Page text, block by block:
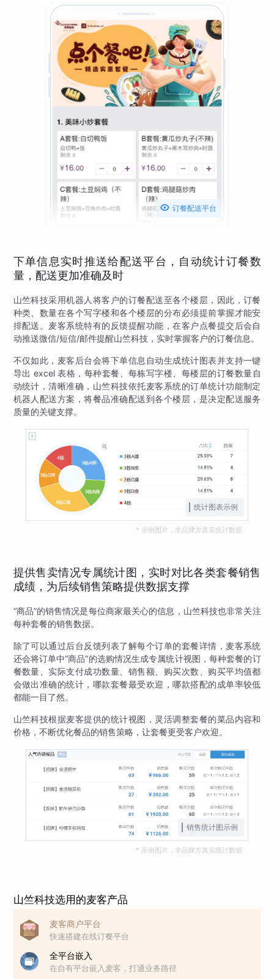
 订餐配送平台
下单信息实时推送给配送平台，自动统计订餐数
量，配送更加准确及时
山竺科技采用机器人将客户的订餐配送至各个楼层，因此，订餐
种类、数量在各个写字楼和各个楼层的分布必须提前掌握才能安
排配送。麦客系统特有的反馈提醒功能，在客户点餐提交后会自
动推送微信/短信/邮件提醒山竺科技，实时掌握客户的订餐信息。
不仅如此，麦客后台会将下单信息自动生成统计图表并支持一键
导出 excel 表格，每种套餐、每栋写字楼、每楼层的订餐数量自
动统计，清晰准确，山竺科技依托麦客系统的订单统计功能制定
机器人配送方案，将餐品准确配送到各个楼层，是决定配送服务
质量的关键支撑。
统计图表示例
* 示例图片，非品牌方真实统计数据
提供售卖情况专属统计图，实时对比各类套餐销售
成绩，为后续销售策略提供数据支撑
“商品”的销售情况是每位商家最关心的信息，山竺科技也非常关注
每种套餐的销售数据。
除了可以通过后台反馈列表了解每个订单的套餐详情，麦客系统
还会将订单中“商品”的选购情况生成专属统计视图，每种套餐的订
餐数量、实际支付成功数量、销售额、购买次数、购买平均值都
会做出准确的统计，哪款套餐最受欢迎，哪款搭配的成单率较低
都能一目了然。
山竺科技根据麦客提供的统计视图，灵活调整套餐的菜品内容和
价格，不断优化餐品的销售策略，让套餐更受客户欢迎。
销售统计图示例
* 示例图片，非品牌方真实统计数据
山竺科技选用的麦客产品
麦客商户平台
快速搭建在线订餐平台
全平台嵌入
在自有平台嵌入麦客，打通业务路径